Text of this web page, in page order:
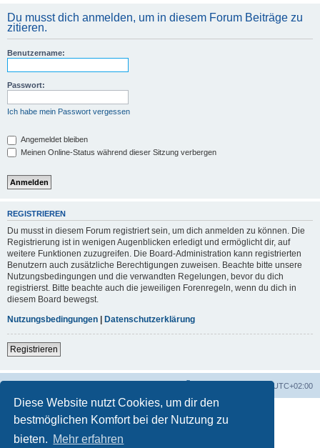
Diese Website nutzt Cookies, um dir den
bestmöglichen Komfort bei der Nutzung zu
bieten. Mehr erfahren
Du musst dich anmelden, um in diesem Forum Beiträge zu
zitieren.
Benutzername:
Passwort:
Ich habe mein Passwort vergessen
Angemeldet bleiben
Meinen Online-Status während dieser Sitzung verbergen
REGISTRIEREN
Du musst in diesem Forum registriert sein, um dich anmelden zu können. Die
Registrierung ist in wenigen Augenblicken erledigt und ermöglicht dir, auf
weitere Funktionen zuzugreifen. Die Board-Administration kann registrierten
Benutzern auch zusätzliche Berechtigungen zuweisen. Beachte bitte unsere
Nutzungsbedingungen und die verwandten Regelungen, bevor du dich
registrierst. Bitte beachte auch die jeweiligen Forenregeln, wenn du dich in
diesem Board bewegst.
Nutzungsbedingungen | Datenschutzerklärung
Registrieren
UTC+02:00